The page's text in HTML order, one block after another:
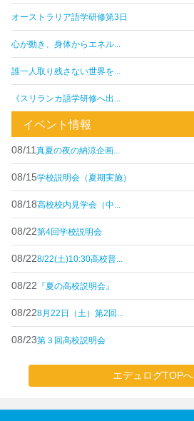
オーストラリア語学研修第3日
心が動き、身体からエネル...
誰一人取り残さない世界を...
《スリランカ語学研修へ出...
イベント情報
08/11 真夏の夜の納涼企画...
08/15学校説明会（夏期実施）
08/18高校校内見学会（中...
08/22第4回学校説明会
08/228/22(土)10:30高校普...
08/22 『夏の高校説明会』
08/228月22日（土）第2回...
08/23第３回高校説明会
エデュログTOPへ